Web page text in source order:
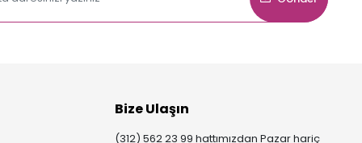
Bize Ulaşın
(312) 562 23 99 hattımızdan Pazar hariç